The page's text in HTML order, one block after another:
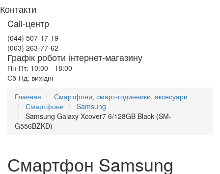
Контакти
Call-центр
(044) 507-17-19
(063) 263-77-62
Графік роботи інтернет-магазину
Пн-Пт: 10:00 - 18:00
Сб-Нд: вихідні
Главная
Смартфони, смарт-годинники, аксесуари
Смартфони
Samsung
Samsung Galaxy Xcover7 6/128GB Black (SM-
G556BZKD)
Смартфон Samsung